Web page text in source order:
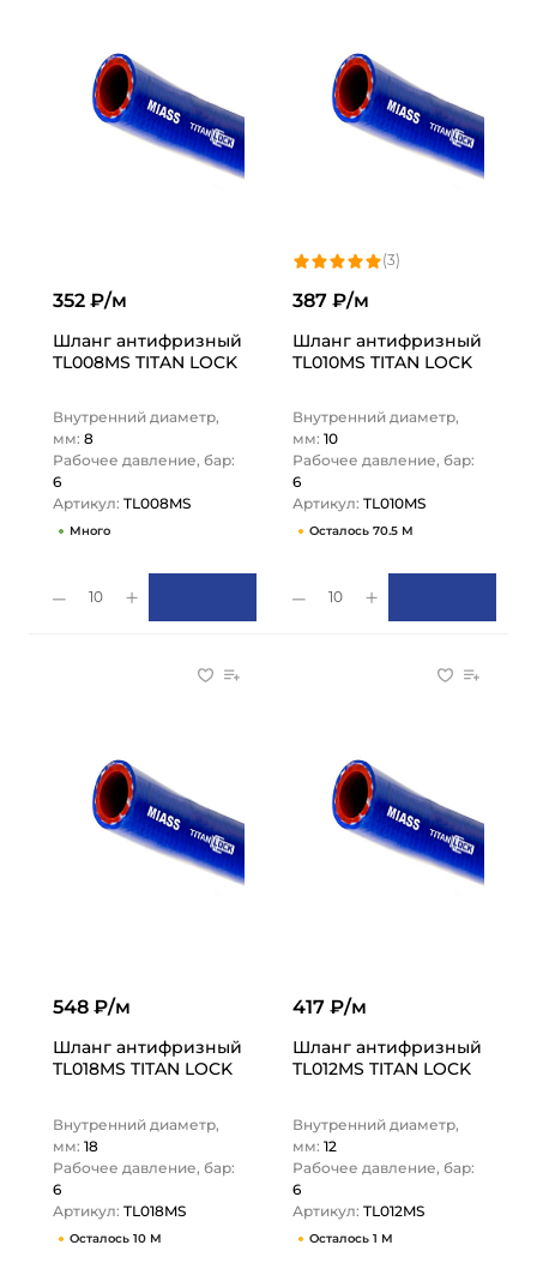
352 ₽/м
Шланг антифризный
TL008MS TITAN LOCK
Внутренний диаметр,
мм: 8
Рабочее давление, бар:
6
Артикул: TL008MS
Много
10
(3)
387 ₽/м
Шланг антифризный
TL010MS TITAN LOCK
Внутренний диаметр,
мм: 10
Рабочее давление, бар:
6
Артикул: TL010MS
Осталось 70.5 М
10
548 ₽/м
Шланг антифризный
TL018MS TITAN LOCK
Внутренний диаметр,
мм: 18
Рабочее давление, бар:
6
Артикул: TL018MS
Осталось 10 М
417 ₽/м
Шланг антифризный
TL012MS TITAN LOCK
Внутренний диаметр,
мм: 12
Рабочее давление, бар:
6
Артикул: TL012MS
Осталось 1 М